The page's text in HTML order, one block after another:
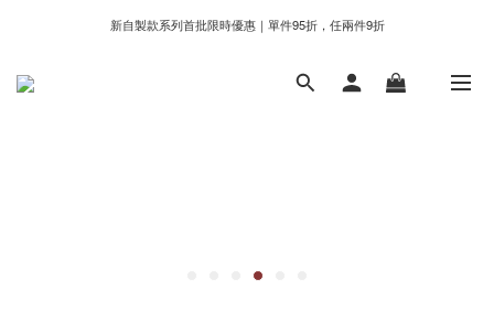
新自製款系列首批限時優惠｜單件95折，任兩件9折
新自製款系列首批限時優惠｜單件95折，任兩件9折
門市滿千即享好運香氛加購價格＄399